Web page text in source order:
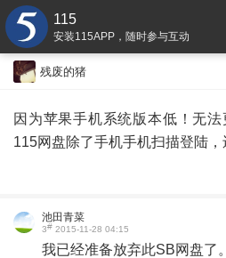
115
安装115APP，随时参与互动
残废的猪
因为苹果手机系统版本低！无
115网盘除了手机手机扫描登陆，
池田青菜
3# 2015-11-28 04:15
我已经准备放弃此SB网盘了。